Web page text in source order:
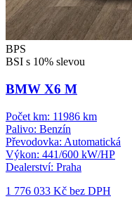
BPS
BSI s 10% slevou
BMW X6 M
Počet km: 11986 km
Palivo: Benzín
Převodovka: Automatická
Výkon: 441/600 kW/HP
Dealerství: Praha
1 776 033 Kč bez DPH